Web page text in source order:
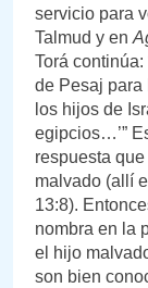
servicio para
Talmud y en
Torá continúa:
de Pesaj para
los hijos de
egipcios…’”
respuesta
malvado (allí
13:8).
nombra en la
el hijo
son bien